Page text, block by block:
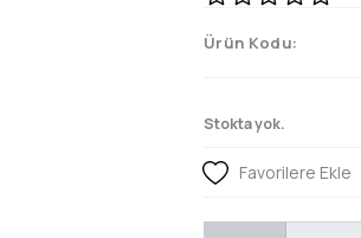
Ürün Kodu:
Stokta yok.
Favorilere Ekle